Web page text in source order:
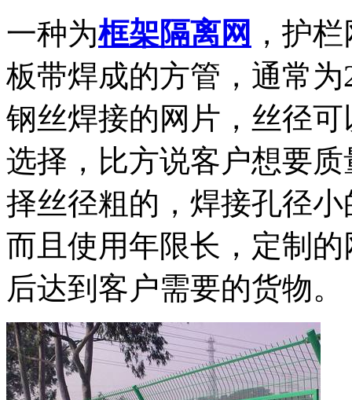
一种为框架隔离网 ，护
板带焊成的方管，通常
钢丝焊接的网片，丝径
选择，比方说客户想要
择丝径粗的，焊接孔径
而且使用年限长，定制
后达到客户需要的货物。